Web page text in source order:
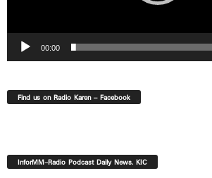
00:00
Find us on Radio Karen – Facebook
InforMM-Radio Podcast Daily News. KIC